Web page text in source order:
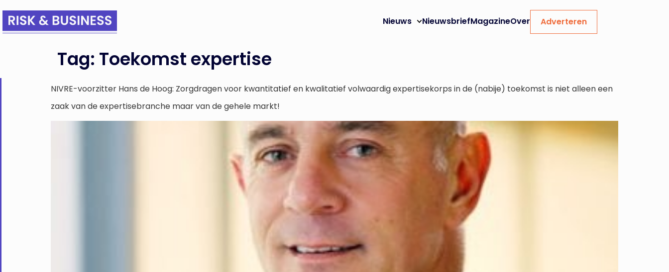
Nieuws NieuwsbriefMagazineOver Adverteren
Tag: Toekomst expertise
NIVRE-voorzitter Hans de Hoog: Zorgdragen voor kwantitatief en kwalitatief volwaardig expertisekorps in de (nabije) toekomst is niet alleen een
zaak van de expertisebranche maar van de gehele markt!